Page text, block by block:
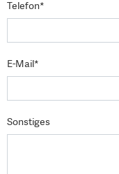
Telefon*
E-Mail*
Sonstiges